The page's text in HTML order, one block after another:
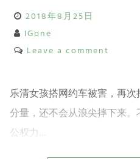
2018年8月25日
IGone
Leave a comment
乐清女孩搭网约车被害，再
分量，还不会从浪尖摔下来
公权力…